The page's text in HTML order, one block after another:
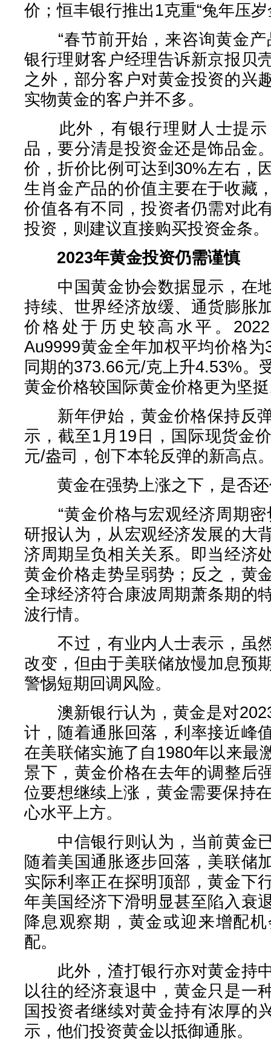
价；恒丰银行推出1克重“兔年压
“春节前开始，来咨询黄金产
银行理财客户经理告诉新京报贝
之外，部分客户对黄金投资的兴
实物黄金的客户并不多。
此外，有银行理财人士提示
品，要分清是投资金还是饰品金
价，折价比例可达到30%左右，
生肖金产品的价值主要在于收藏
价值各有不同，投资者仍需对此
投资，则建议直接购买投资金条。
2023年黄金投资仍需谨慎
中国黄金协会数据显示，在
持续、世界经济放缓、通货膨胀
价格处于历史较高水平。
Au9999黄金全年加权平均价格
同期的373.66元/克上升4.53%。
黄金价格较国际黄金价格更为坚
新年伊始，黄金价格保持反弹
示，截至1月19日，国际现货金
元/盎司，创下本轮反弹的新高点
黄金在强势上涨之下，是否还
“黄金价格与宏观经济周期密
研报认为，从宏观经济发展的大
济周期呈负相关关系。即当经济
黄金价格走势呈弱势；反之，黄
全球经济符合康波周期萧条期的
波行情。
不过，有业内人士表示，虽
改变，但由于美联储放慢加息预
警惕短期回调风险。
澳新银行认为，黄金是对
计，随着通胀回落，利率接近峰
在美联储实施了自1980年以来最
景下，黄金价格在去年的调整后
位要想继续上涨，黄金需要保持
心水平上方。
中信银行则认为，当前黄金
随着美国通胀逐步回落，美联储
实际利率正在探明顶部，黄金下
年美国经济下滑明显甚至陷入衰
降息观察期，黄金或迎来增配
配。
此外，渣打银行亦对黄金持
以往的经济衰退中，黄金只是一
国投资者继续对黄金持有浓厚的
示，他们投资黄金以抵御通胀。